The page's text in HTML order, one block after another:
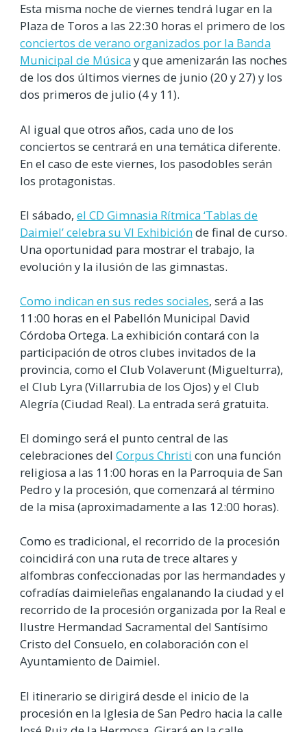
Esta misma noche de viernes tendrá lugar en la
Plaza de Toros a las 22:30 horas el primero de los
conciertos de verano organizados por la Banda
Municipal de Músicay que amenizarán las noches
de los dos últimos viernes de junio (20 y 27) y los
dos primeros de julio (4 y 11).
Al igual que otros años, cada uno de los
conciertos se centrará en una temática diferente.
En el caso de este viernes, los pasodobles serán
los protagonistas.
El sábado, el CD Gimnasia Rítmica ‘Tablas de
Daimiel’ celebra su VI Exhibiciónde final de curso.
Una oportunidad para mostrar el trabajo, la
evolución y la ilusión de las gimnastas.
Como indican en sus redes sociales, será a las
11:00 horas en el Pabellón Municipal David
Córdoba Ortega. La exhibición contará con la
participación de otros clubes invitados de la
provincia, como el Club Volaverunt (Miguelturra),
el Club Lyra (Villarrubia de los Ojos) y el Club
Alegría (Ciudad Real). La entrada será gratuita.
El domingo será el punto central de las
celebraciones del Corpus Christi con una función
religiosa a las 11:00 horas en la Parroquia de San
Pedro y la procesión, que comenzará al término
de la misa (aproximadamente a las 12:00 horas).
Como es tradicional, el recorrido de la procesión
coincidirá con una ruta de trece altares y
alfombras confeccionadas por las hermandades y
cofradías daimieleñas engalanando la ciudad y el
recorrido de la procesión organizada por la Real e
Ilustre Hermandad Sacramental del Santísimo
Cristo del Consuelo, en colaboración con el
Ayuntamiento de Daimiel.
El itinerario se dirigirá desde el inicio de la
procesión en la Iglesia de San Pedro hacia la calle